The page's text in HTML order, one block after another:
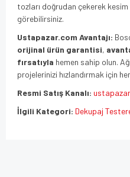
tozları doğrudan çekerek
görebilirsiniz.
Ustapazar.com Avantajı:
orijinal ürün garantisi,
fırsatıyla hemen sahip olun.
projelerinizi hızlandırmak için
Resmi Satış Kanalı:
İlgili Kategori: Dekupaj